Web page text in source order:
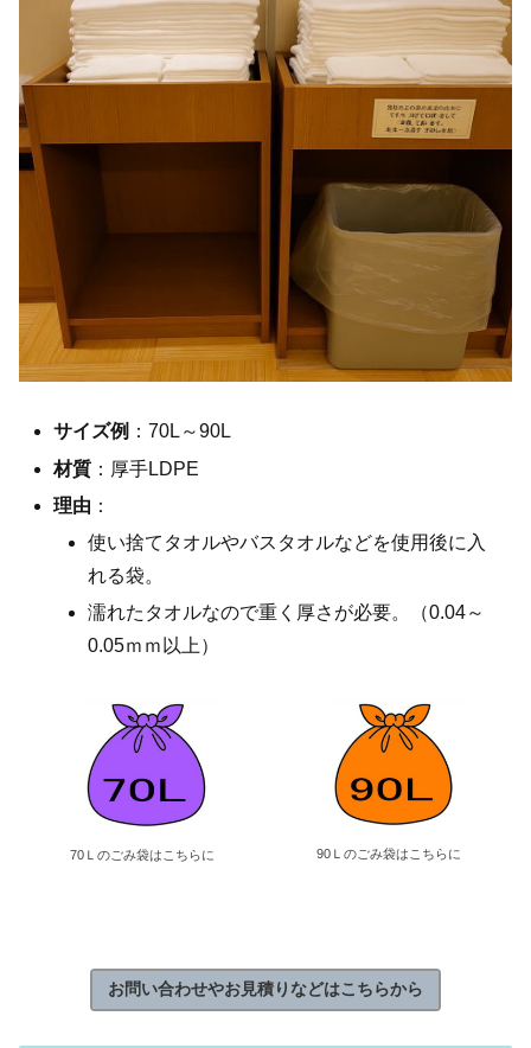
サイズ例 ：70L～90L
材質 ：厚手LDPE
理由 ：
使い捨てタオルやバスタオルなどを使用後に入
れる袋。
濡れたタオルなので重く厚さが必要。（0.04～
0.05ｍｍ以上）
70Ｌのごみ袋はこちらに 90Ｌのごみ袋はこちらに
お問い合わせやお見積りなどはこちらから